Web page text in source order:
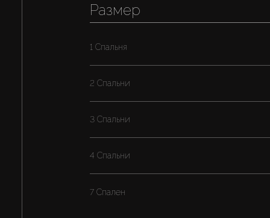
Размер
1 Спальня
2 Спальни
3 Спальни
4 Спальни
7 Спален